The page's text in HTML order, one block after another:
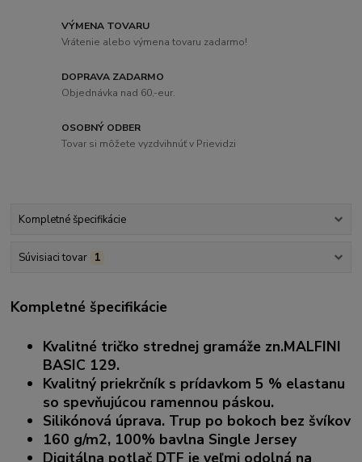
VÝMENA TOVARU
Vrátenie alebo výmena tovaru zadarmo!
DOPRAVA ZADARMO
Objednávka nad 60,-eur.
OSOBNÝ ODBER
Tovar si môžete vyzdvihnúť v Prievidzi
Kompletné špecifikácie
Súvisiaci tovar 1
Kompletné špecifikácie
Kvalitné tričko strednej gramáže zn.MALFINI
BASIC 129.
Kvalitný priekrčník s prídavkom 5 % elastanu
so spevňujúcou ramennou páskou.
Silikónová úprava. Trup po bokoch bez švíkov
160 g/m2, 100% bavlna Single Jersey
Digitálna potlač DTF je veľmi odolná na